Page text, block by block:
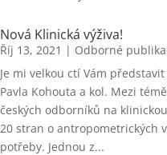
Nová Klinická výživa!
Říj 13, 2021 | Odborné
Je mi velkou ctí Vám
Pavla Kohouta a kol. Mezi
českých odborníků na
20 stran o antropometrických
potřeby. Jednou z...